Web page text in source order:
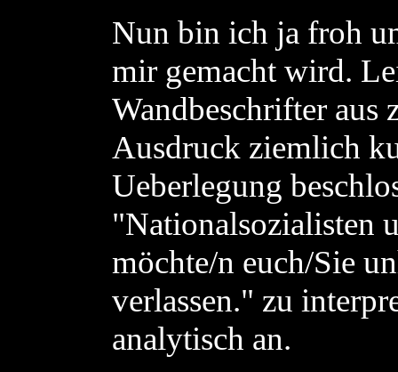
Nun bin ich ja froh
mir gemacht wird.
Wandbeschrifter
Ausdruck ziemlich
Ueberlegung
"Nationalsozialisten
möchte/n euch/Sie
verlassen." zu
analytisch an.